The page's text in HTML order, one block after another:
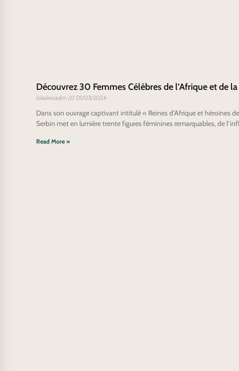
Découvrez 30 Femmes Célèbres de l’Afrique et de
lokaleoadm 01/03/2024
Dans son ouvrage captivant intitulé « Reines d’Afrique et héroïnes
Serbin met en lumière trente figures féminines remarquables, de
Read More »